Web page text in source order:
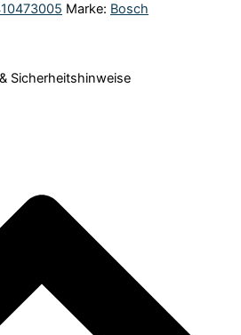
Marke: Bosch
Sicherheitshinweise